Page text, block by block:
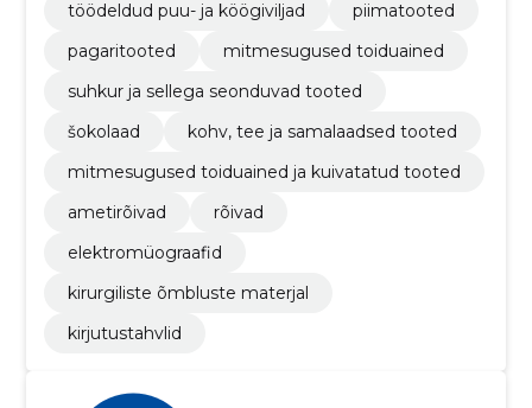
töödeldud puu- ja köögiviljad
piimatooted
pagaritooted
mitmesugused toiduained
suhkur ja sellega seonduvad tooted
šokolaad
kohv, tee ja samalaadsed tooted
mitmesugused toiduained ja kuivatatud tooted
ametirõivad
rõivad
elektromüograafid
kirurgiliste õmbluste materjal
kirjutustahvlid